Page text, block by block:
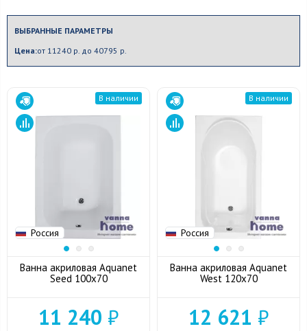
ВЫБРАННЫЕ ПАРАМЕТРЫ
Цена:от 11240 р. до 40795 р.
Россия
В наличии
Ванна акриловая Aquanet
Seed 100x70
11 240 ₽
Россия
В наличии
Ванна акриловая Aquanet
West 120x70
12 621 ₽